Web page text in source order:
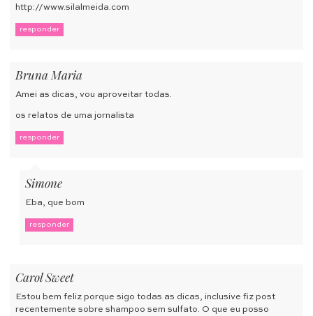
http://www.silalmeida.com
responder
Bruna Maria
Amei as dicas, vou aproveitar todas.
os relatos de uma jornalista
responder
Simone
Eba, que bom
responder
Carol Sweet
Estou bem feliz porque sigo todas as dicas, inclusive fiz post
recentemente sobre shampoo sem sulfato. O que eu posso